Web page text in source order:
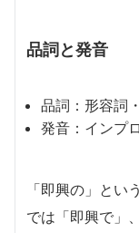
品詞と発音
品詞：形容詞
発音：インプ
「即興の」とい
では「即興で」